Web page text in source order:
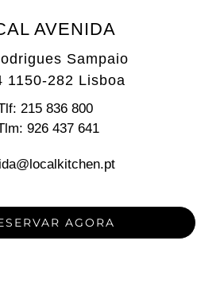
AVENIDA
Sampaio
1150-282 Lisboa
215 836 800
926 437 641
AGORA